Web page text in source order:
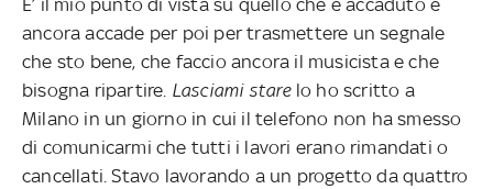
E’ il mio punto di vista su quello che è accaduto e
ancora accade per poi per trasmettere un segnale
che sto bene, che faccio ancora il musicista e che
bisogna ripartire. Lasciami starelo ho scritto a
Milano in un giorno in cui il telefono non ha smesso
di comunicarmi che tutti i lavori erano rimandati o
cancellati. Stavo lavorando a un progetto da quattro